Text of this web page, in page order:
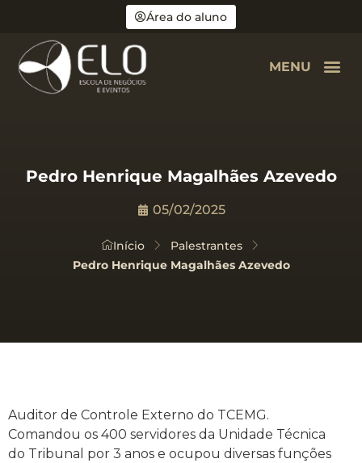
Área do aluno
MENU
Pedro Henrique Magalhães Azevedo
05/02/2025
Início
Palestrantes
Pedro Henrique Magalhães Azevedo
Auditor de Controle Externo do TCEMG.
Comandou os 400 servidores da Unidade Técnica
do Tribunal por 3 anos e ocupou diversas funções